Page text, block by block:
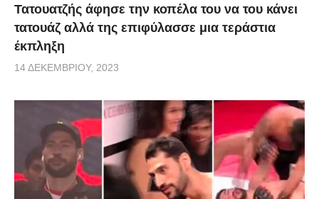
Τατουατζής άφησε την κοπέλα του να του κάνει
τατουάζ αλλά της επιφύλασσε μια τεράστια
έκπληξη
14 ΔΕΚΕΜΒΡΊΟΥ, 2023